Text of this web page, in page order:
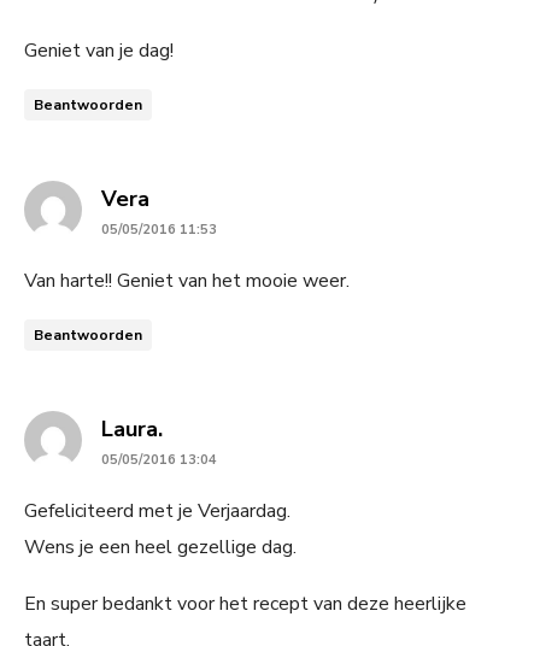
Geniet van je dag!
Beantwoorden
Vera
05/05/2016 11:53
Van harte!! Geniet van het mooie weer.
Beantwoorden
Laura.says:
05/05/2016 13:04
Gefeliciteerd met je Verjaardag.
Wens je een heel gezellige dag.
En super bedankt voor het recept van deze heerlijke
taart.